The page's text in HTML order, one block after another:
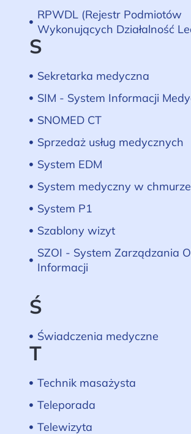
RPWDL (Rejestr Podmiotów
Wykonujących Działalność
S
Sekretarka medyczna
SIM - System Informacji
SNOMED CT
Sprzedaż usług medycznych
System EDM
System medyczny w chmurze
System P1
Szablony wizyt
SZOI - System Zarządzania
Informacji
Ś
Świadczenia medyczne
T
Technik masażysta
Teleporada
Telewizyta